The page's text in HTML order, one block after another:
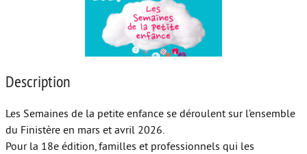
Sortir en famille
Vie de couple
Description
Les Semaines de la petite enfance se déroulent sur l’ensemble
du Finistère en mars et avril 2026.
Pour la 18e édition, familles et professionnels qui les